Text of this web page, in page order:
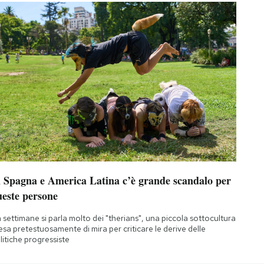
e America Latina c’è grande scandalo per
persone
settimane si parla molto dei "therians", una piccola sottocultura
pretestuosamente di mira per criticare le derive delle
progressiste